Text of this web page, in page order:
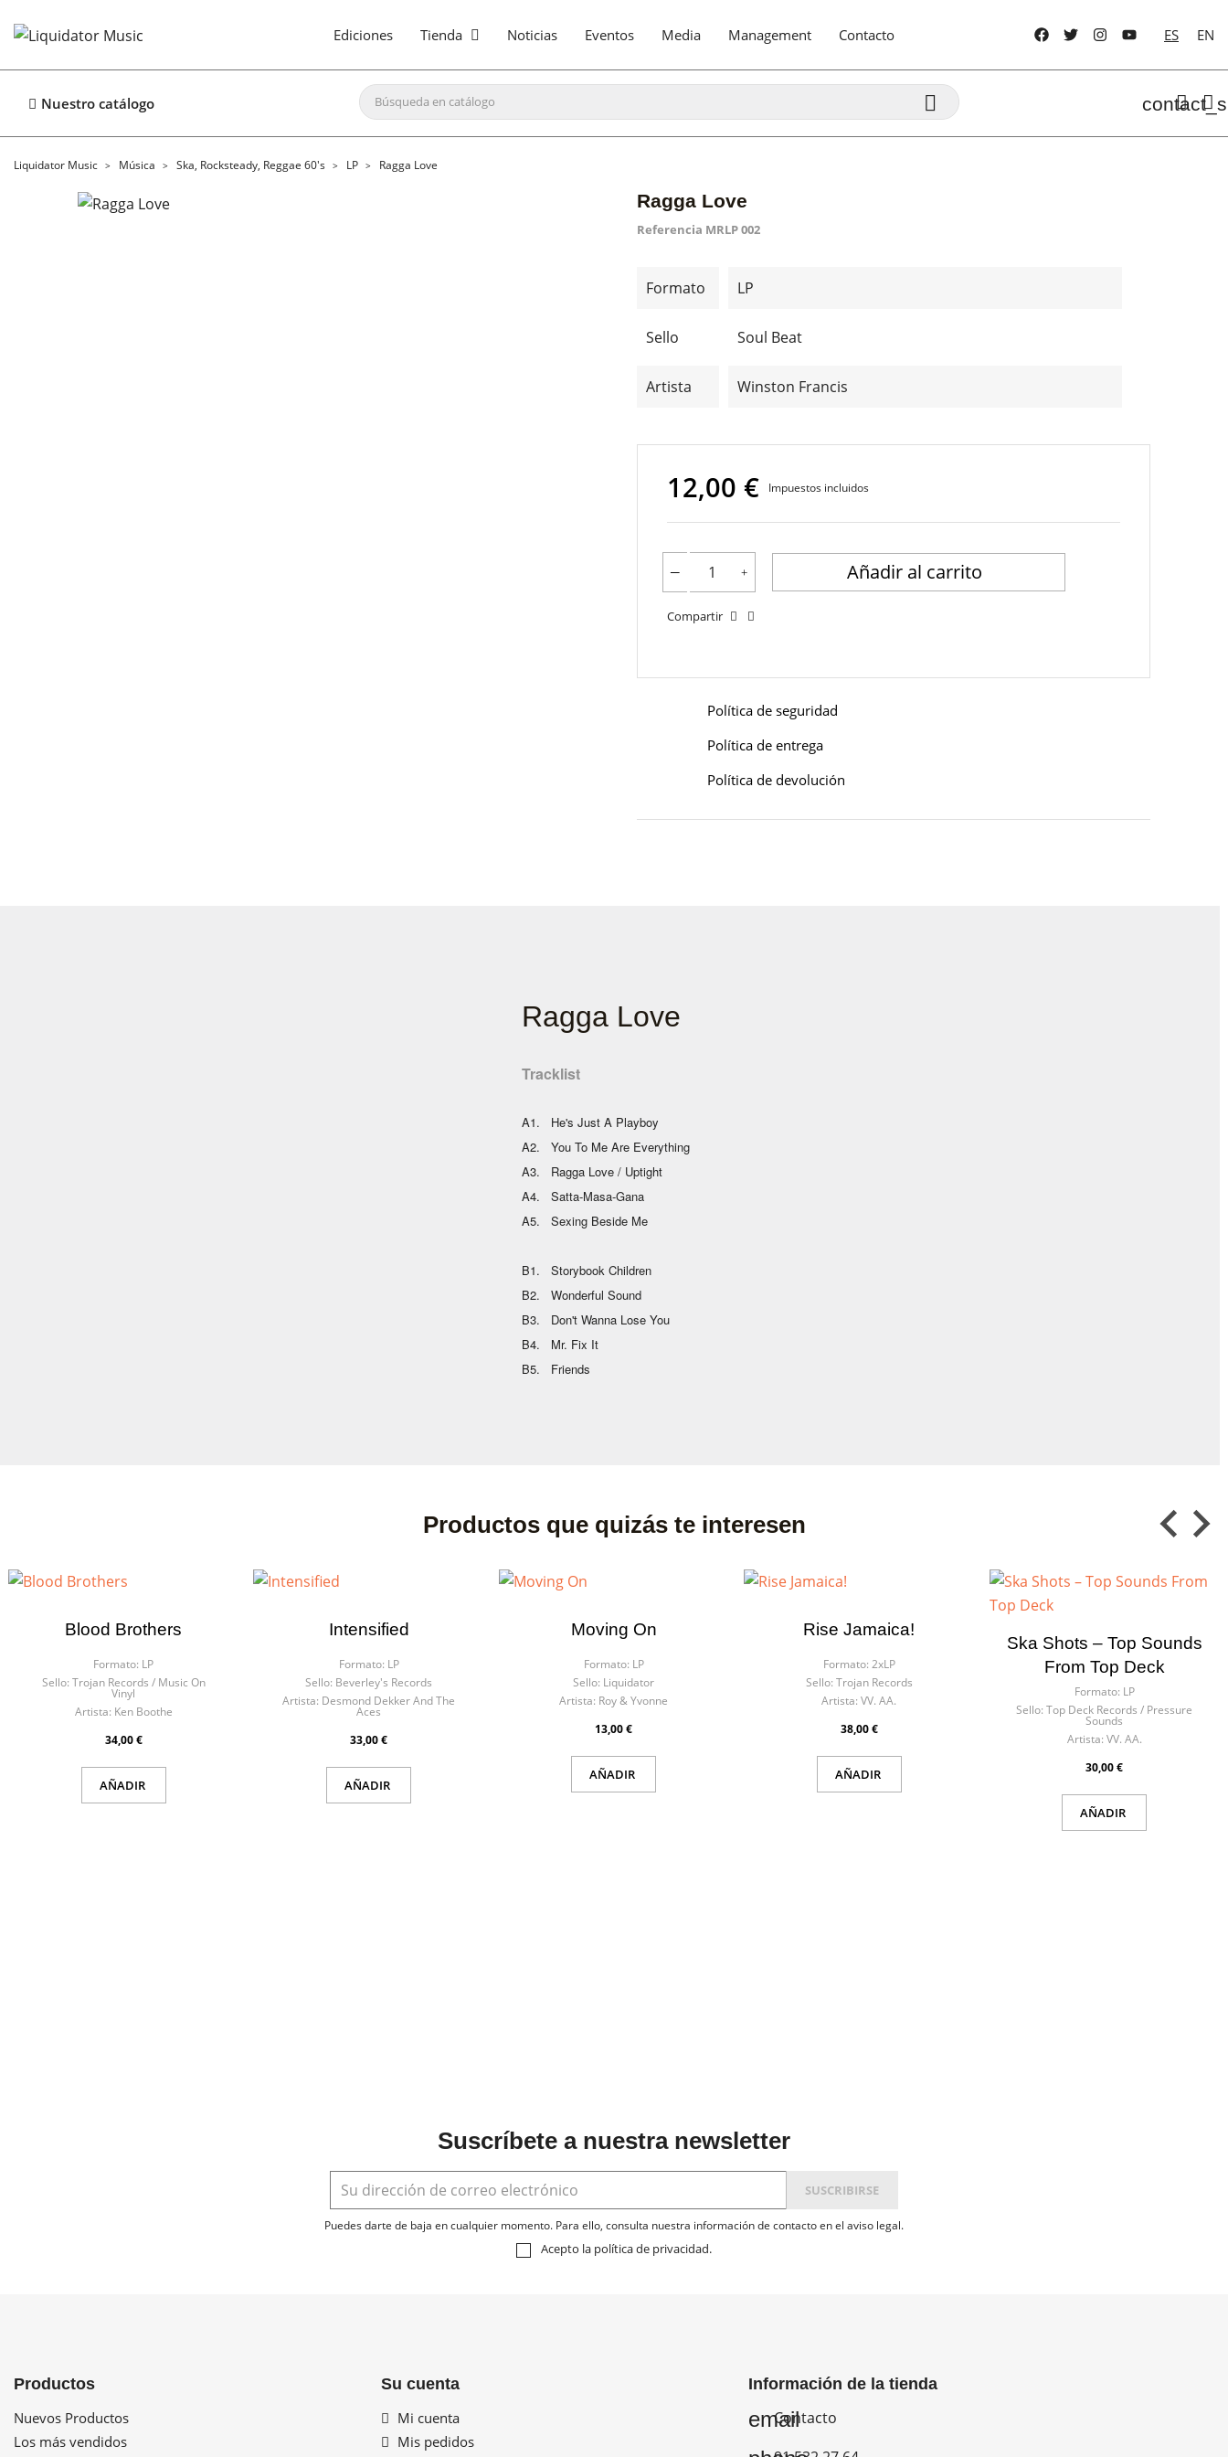
Ediciones Tienda Noticias Eventos Media Management Contacto ES EN
Nuestro catálogo 
Liquidator Music Música Ska, Rocksteady, Reggae 60's LP Ragga Love
Ragga Love
Referencia MRLP 002
Formato LP
Sello Soul Beat
Artista Winston Francis
12,00 € Impuestos incluidos
Añadir al carrito
Compartir
Política de seguridad
Política de entrega
Política de devolución
Ragga Love
Tracklist
A1. He's Just A Playboy
A2. You To Me Are Everything
A3. Ragga Love / Uptight
A4. Satta-Masa-Gana
A5. Sexing Beside Me
B1. Storybook Children
B2. Wonderful Sound
B3. Don't Wanna Lose You
B4. Mr. Fix It
B5. Friends
Productos que quizás te interesen
Blood Brothers
Formato: LP
Sello: Trojan Records / Music On
Vinyl
Artista: Ken Boothe
34,00 €
AÑADIR
Intensified
Formato: LP
Sello: Beverley's Records
Artista: Desmond Dekker And The
Aces
33,00 €
AÑADIR
Moving On
Formato: LP
Sello: Liquidator
Artista: Roy & Yvonne
13,00 €
AÑADIR
Rise Jamaica!
Formato: 2xLP
Sello: Trojan Records
Artista: VV. AA.
38,00 €
AÑADIR
Ska Shots – Top Sounds
From Top Deck
Formato: LP
Sello: Top Deck Records / Pressure
Sounds
Artista: VV. AA.
30,00 €
AÑADIR
Suscríbete a nuestra newsletter
Puedes darte de baja en cualquier momento. Para ello, consulta nuestra información de contacto en el aviso legal.
Acepto la política de privacidad.
Productos
Nuevos Productos
Los más vendidos
Su cuenta
Mi cuenta
Mis pedidos
Información de la tienda
email
Contacto